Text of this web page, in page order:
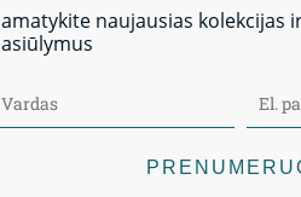
naujausias kolekcijas